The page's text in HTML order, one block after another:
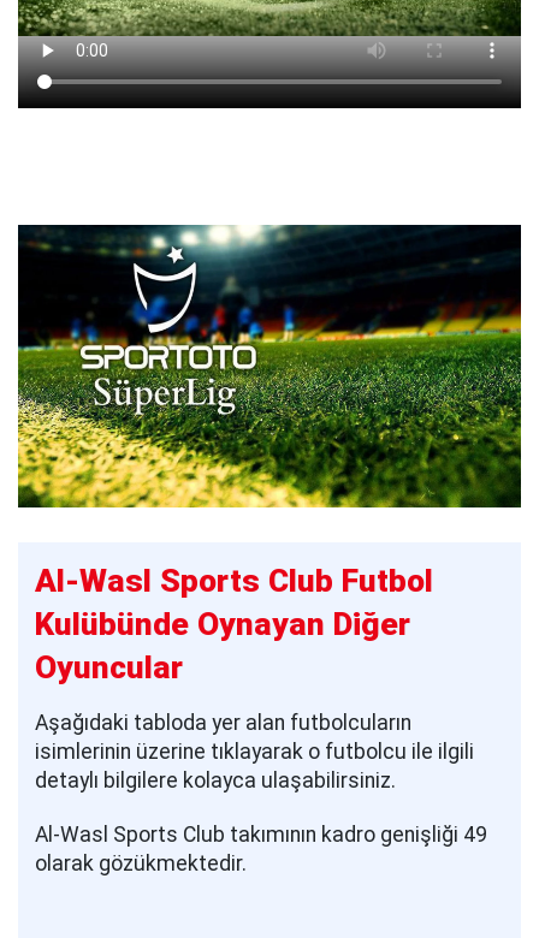
Al-Wasl Sports Club Futbol
Kulübünde Oynayan Diğer
Oyuncular
Aşağıdaki tabloda yer alan futbolcuların
isimlerinin üzerine tıklayarak o futbolcu ile ilgili
detaylı bilgilere kolayca ulaşabilirsiniz.
Al-Wasl Sports Club takımının kadro genişliği 49
olarak gözükmektedir.